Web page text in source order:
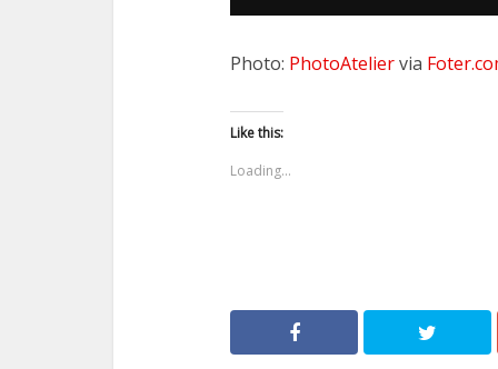
Photo: PhotoAteliervia
Like this:
Loading...